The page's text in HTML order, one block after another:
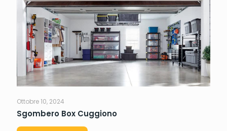
Ottobre 10, 2024
Sgombero Box Cuggiono